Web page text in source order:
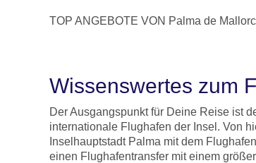
TOP ANGEBOTE VON Palma de
Wissenswertes zum
Der Ausgangspunkt für Deine Reise ist
internationale Flughafen der Insel. Von
Inselhauptstadt Palma mit dem
einen Flughafentransfer mit einem